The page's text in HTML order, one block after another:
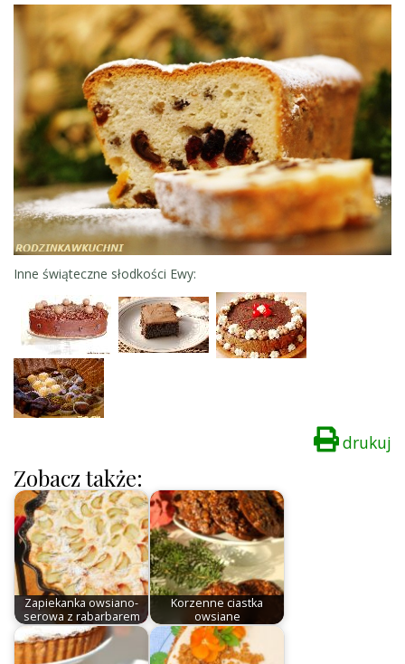
Inne świąteczne słodkości Ewy:
drukuj
Zobacz także:
Zapiekanka owsiano-
serowa z rabarbarem
Korzenne ciastka
owsiane